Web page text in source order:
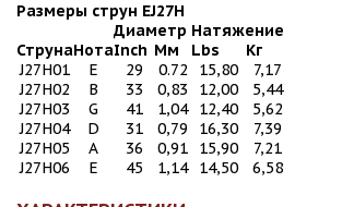
Размеры струн EJ27H
Диаметр Натяжение
СтрунаНотаInch Мм Lbs
Кг
J27H01
E 29 0.72 15,80
7,17
J27H02
B 33 0,83 12,00
5,44
J27H03
G 41 1,04 12,40
5,62
J27H04
D 31 0,79 16,30
7,39
J27H05
A 36 0,91 15,90
7,21
J27H06
E 45 1,14 14,50 6,58